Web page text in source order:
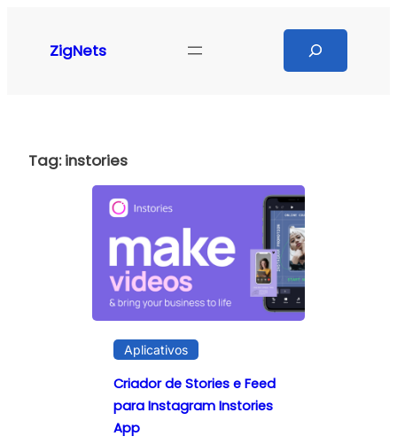
ZigNets
Tag:instories
Aplicativos
Criador de Stories e Feed
para Instagram Instories
App